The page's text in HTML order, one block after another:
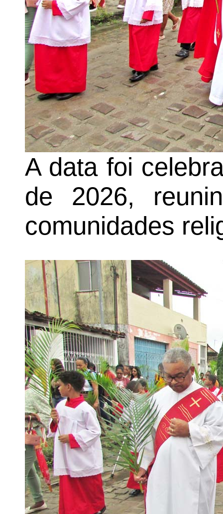
A data foi
de 2026,
comunidades